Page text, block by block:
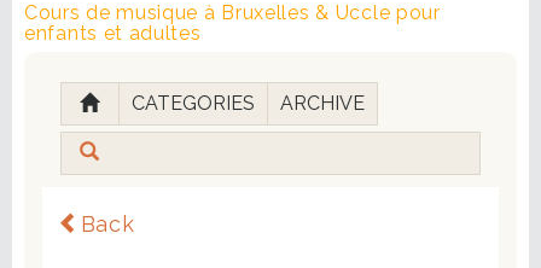
Cours de musique à Bruxelles & Uccle pour
enfants et adultes
CATEGORIES ARCHIVE
Back